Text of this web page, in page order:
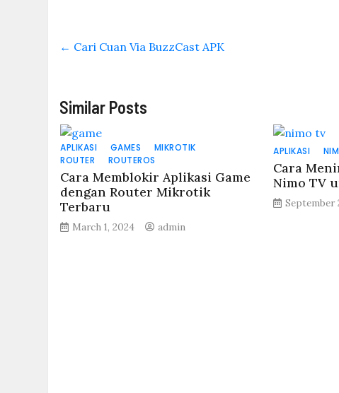
← Cari Cuan Via BuzzCast APK
Similar Posts
APLIKASI GAMES
MIKROTIK
ROUTER
ROUTEROS
Cara Memblokir Aplikasi Game
dengan Router Mikrotik
Terbaru
March 1, 2024 admin
APLIKASI
Cara
Nimo TV
September